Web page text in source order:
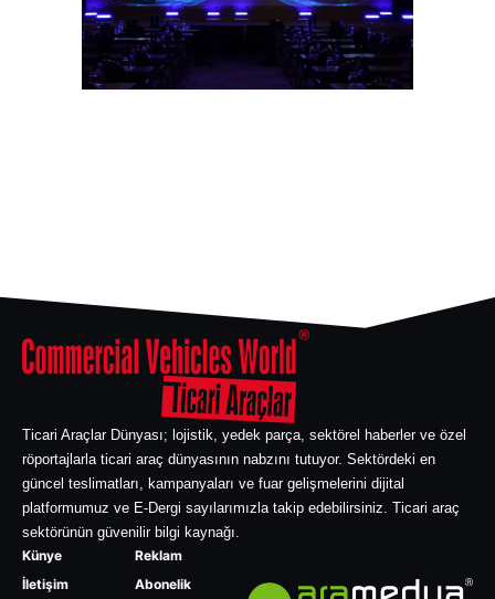
Ticari Araçlar Dünyası; lojistik, yedek parça, sektörel haberler ve özel
röportajlarla ticari araç dünyasının nabzını tutuyor. Sektördeki en
güncel teslimatları, kampanyaları ve fuar gelişmelerini dijital
platformumuz ve E-Dergi sayılarımızla takip edebilirsiniz. Ticari araç
sektörünün güvenilir bilgi kaynağı.
Künye
İletişim
Reklam
Abonelik